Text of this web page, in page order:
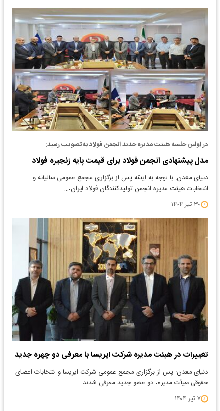
در اولین جلسه هیئت مدیره جدید انجمن فولاد به تصویب رسید:
مدل پیشنهادی انجمن فولاد برای قیمت پایه زنجیره فولاد
دنیای معدن: با توجه به اینکه پس از برگزاری مجمع عمومی سالیانه و
انتخابات هیئت مدیره انجمن تولیدکنندگان فولاد ایران،…
۳۰ تیر ۱۴۰۴
تغییرات در هیئت مدیره شرکت ایریسا با معرفی دو چهره جدید
دنیای معدن: پس از برگزاری مجمع عمومی شرکت ایریسا و انتخابات اعضای
حقوقی هیأت مدیره، دو عضو جدید معرفی شدند.
۷ تیر ۱۴۰۴